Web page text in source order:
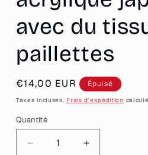
avec du
paillettes
Prix
habituel
€14,00 EUR Épuisé
Taxes incluses. Frais d'expédition
Quantité
Quantité
Réduire
Augmenter